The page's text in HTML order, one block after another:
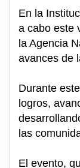
En la
a cabo este
la Agencia
avances de
Durante
logros,
las
El evento,